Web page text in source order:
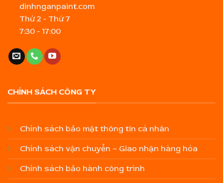
dinhnganpaint.com
Thứ 2 - Thứ 7
7:30 - 17:00
CHÍNH SÁCH CÔNG TY
Chính sách bảo mật thông tin cá nhân
Chính sách vận chuyển – Giao nhận hàng hóa
Chính sách bảo hành công trình